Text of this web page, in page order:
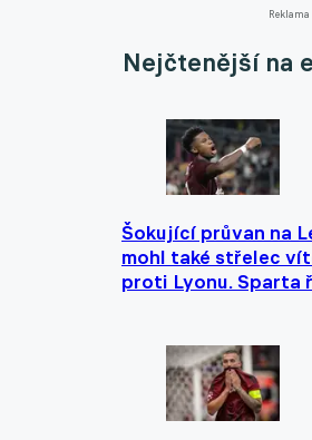
Reklama
Nejčtenější na
Šokující průvan na
mohl také střelec
proti Lyonu. Sparta